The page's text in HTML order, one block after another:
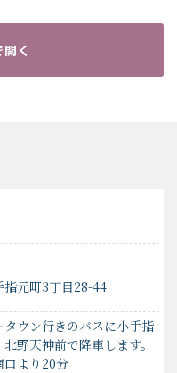
く
元町3丁目28-44
ウン行きのバスに小手指
野天神前で降車します。
口より20分